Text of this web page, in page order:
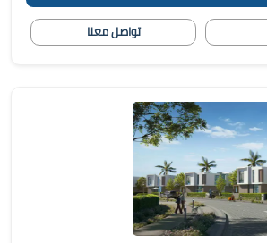
تواصل معنا